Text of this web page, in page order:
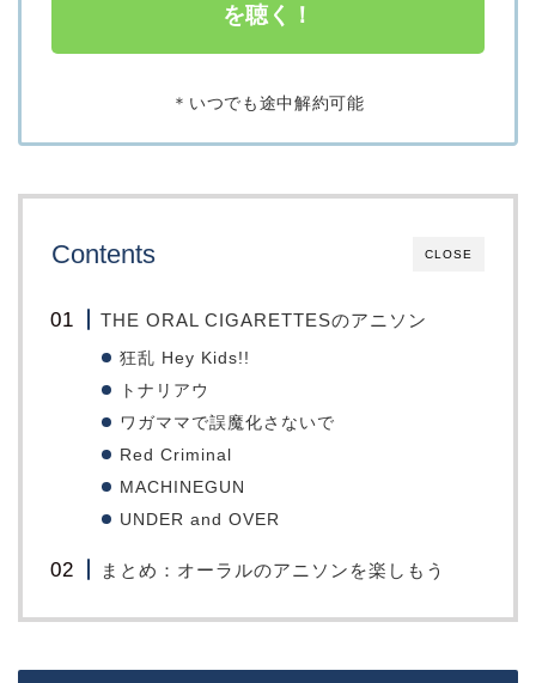
を聴く！
＊いつでも途中解約可能
CLOSE
Contents
THE ORAL CIGARETTESのアニソン
狂乱 Hey Kids!!
トナリアウ
ワガママで誤魔化さないで
Red Criminal
MACHINEGUN
UNDER and OVER
まとめ：オーラルのアニソンを楽しもう